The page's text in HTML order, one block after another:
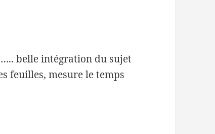
belle intégration du sujet
feuilles, mesure le temps